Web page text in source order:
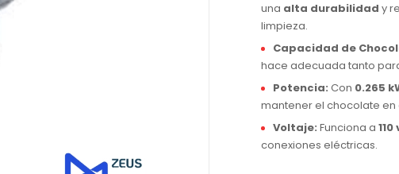
una alta durabilidad y
limpieza.
Capacidad de
hace adecuada tanto
Potencia: Con 0.265
mantener el chocolate
Voltaje: Funciona a
conexiones eléctricas.